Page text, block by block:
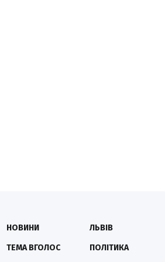
НОВИНИ
ТЕМА ВГОЛОС
ЛЬВІВ
ПОЛІТИКА